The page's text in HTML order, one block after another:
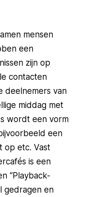
mensen
een
zijn op
contacten
deelnemers van
middag met
wordt een vorm
een
op etc. Vast
is een
“Playback-
gedragen en